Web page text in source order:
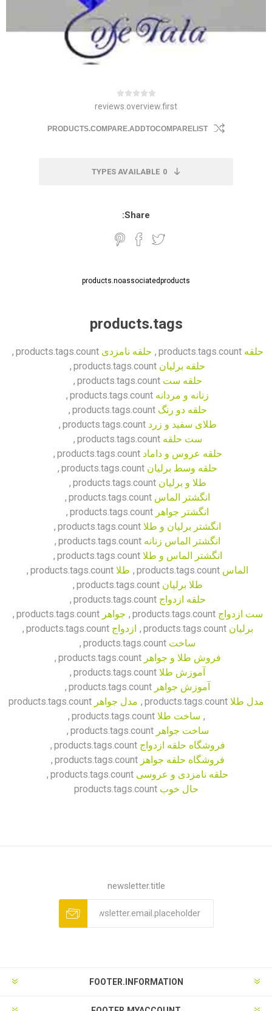
reviews.overview.first
PRODUCTS.COMPARE.ADDTOCOMPARELIST
0
TYPES AVAILABLE
Share:
products.noassociatedproducts
products.tags
حلقه products.tags.count
, حلقه نامزدی products.tags.count
,
حلقه برلیان products.tags.count
,
حلقه ست products.tags.count
,
زنانه و مردانه products.tags.count
,
حلقه دو رنگ products.tags.count
,
طلای سفید و زرد products.tags.count
,
ست حلقه products.tags.count
,
حلقه عروس و داماد products.tags.count
,
حلقه وسط برلیان products.tags.count
,
طلا و برلیان products.tags.count
,
انگشتر الماس products.tags.count
,
انگشتر جواهر products.tags.count
,
انگشتر برلیان و طلا products.tags.count
,
انگشتر الماس زنانه products.tags.count
,
انگشتر الماس و طلا products.tags.count
,
الماس products.tags.count
, طلا products.tags.count
,
طلا برلیان products.tags.count
,
حلقه ازدواج products.tags.count
,
ست ازدواج products.tags.count
, جواهر products.tags.count
,
برلیان products.tags.count
, ازدواج products.tags.count
,
ساخت products.tags.count
,
فروش طلا و جواهر products.tags.count
,
آموزش طلا products.tags.count
,
آموزش جواهر products.tags.count
,
مدل طلا products.tags.count
, مدل جواهر products.tags.count
, ساخت طلا products.tags.count
,
ساخت جواهر products.tags.count
,
فروشگاه حلقه ازدواج products.tags.count
,
فروشگاه حلقه جواهز products.tags.count
,
حلقه نامزدی و عروسی products.tags.count
,
حال خوب products.tags.count
newsletter.title
FOOTER.INFORMATION